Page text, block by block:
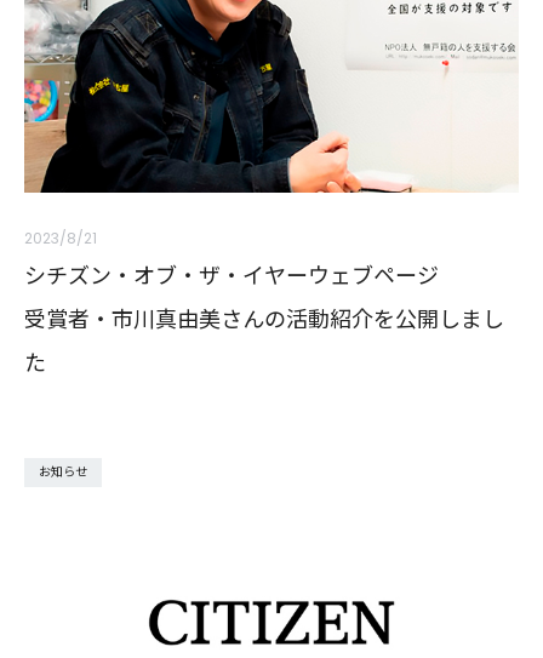
2023/8/21
シチズン・オブ・ザ・イヤーウェブページ
受賞者・市川真由美さんの活動紹介を公開しまし
た
お知らせ